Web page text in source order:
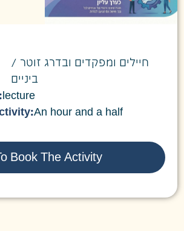
חיילים ומפקדים ובדרג זוטר /
ביניים
lecture
An hour and a half
Book The Activity